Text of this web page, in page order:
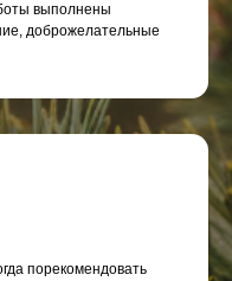
выполнены
доброжелательные
порекомендовать